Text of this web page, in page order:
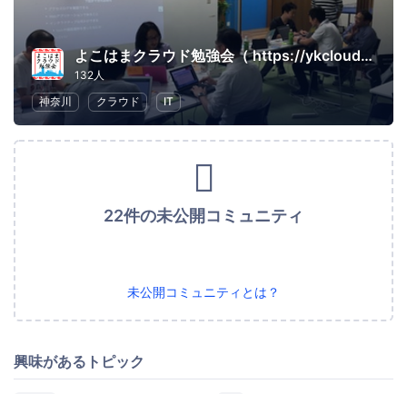
よこはまクラウド勉強会（ https://ykcloud.connpass.com に移行済）
132人
神奈川
クラウド IT
22件の未公開コミュニティ
未公開コミュニティとは？
興味があるトピック